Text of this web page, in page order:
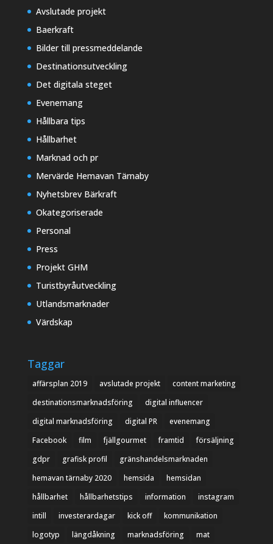
Avslutade projekt
Baerkraft
Bilder till pressmeddelande
Destinationsutveckling
Det digitala steget
Evenemang
Hållbara tips
Hållbarhet
Marknad och pr
Mervärde Hemavan Tärnaby
Nyhetsbrev Bärkraft
Okategoriserade
Personal
Press
Projekt GHM
Turistbyråutveckling
Utlandsmarknader
Värdskap
Taggar
affärsplan 2019 avslutade projekt
content marketing
destinationsmarknadsföring
digital influencer
digital marknadsföring
digital PR
evenemang
Facebook
film fjällgourmet framtid
försäljning
gdpr
grafisk profil
gränshandelsmarknaden
hemavan tärnaby 2020
hemsida
hemsidan
hållbarhet
hållbarhetstips information
instagram
intill
investerardagar kick off
kommunikation
logotyp
längdåkning marknadsföring mat